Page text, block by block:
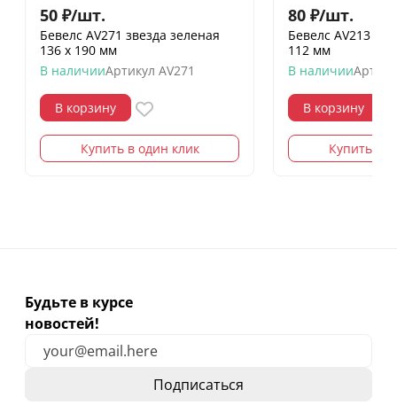
50 ₽/шт.
Бевелс AV271 звезда зеленая
136 х 190 мм
В наличииАртикул AV271
В корзину
Купить в один клик
80 ₽/шт.
Бевелс AV213
112 мм
В наличии
В корзину
Купить в
Будьте в курсе
новостей!